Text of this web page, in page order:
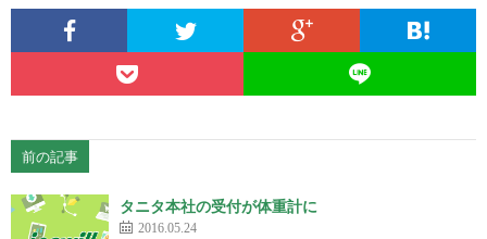
前の記事
タニタ本社の受付が体重計に
2016.05.24